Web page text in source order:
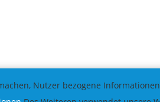
Nutzer bezogene